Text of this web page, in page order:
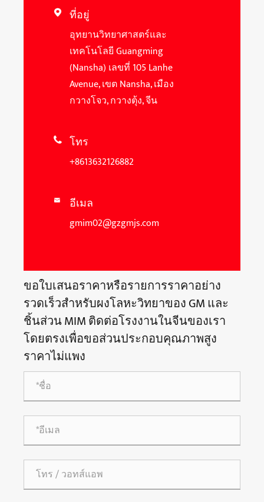
 ที่อยู่
อุทยานวิทยาศาสตร์และ
เทคโนโลยี Guangming
(Nansha) เลขที่ 105 Lanhe
Avenue, เขต Nansha, เมือง
กวางโจว, กวางตุ้ง, จีน
 โทร
+8613632126882
 อีเมล
gmim02@gzgmjs.com
ขอใบเสนอราคาหรือรายการราคาอย่าง
รวดเร็วสำหรับผงโลหะวิทยาของ GM และ
ชิ้นส่วน MIM ติดต่อโรงงานในจีนของเรา
โดยตรงเพื่อขอส่วนประกอบคุณภาพสูง
ราคาไม่แพง